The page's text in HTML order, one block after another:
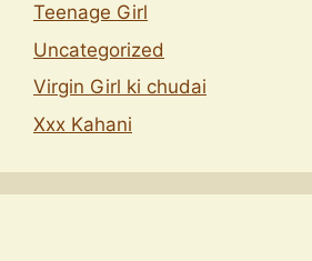
Teenage Girl
Uncategorized
Virgin Girl ki chudai
Xxx Kahani